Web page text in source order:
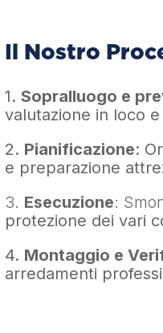
Il Nostro
1.Sopralluogo e
valutazione in loco
2. Pianificazione:
e preparazione
3. Esecuzione:
protezione dei vari
4. Montaggio e
arredamenti